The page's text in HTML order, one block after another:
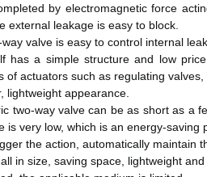
by electromagnetic force
external leakage is easy to block.
valve is easy to control internal
has a simple structure and low
of actuators such as regulating
lightweight appearance.
two-way valve can be as short as a
is very low, which is an energy-saving
the action, automatically maintain
in size, saving space, lightweight and